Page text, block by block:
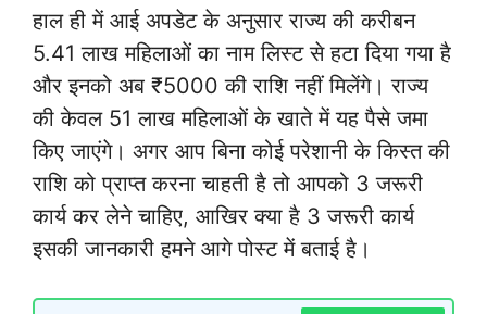
हाल ही में आई अपडेट के अनुसार राज्य की करीबन
5.41 लाख महिलाओं का नाम लिस्ट से हटा दिया गया है
और इनको अब ₹5000 की राशि नहीं मिलेंगे। राज्य
की केवल 51 लाख महिलाओं के खाते में यह पैसे जमा
किए जाएंगे। अगर आप बिना कोई परेशानी के किस्त की
राशि को प्राप्त करना चाहती है तो आपको 3 जरूरी
कार्य कर लेने चाहिए, आखिर क्या है 3 जरूरी कार्य
इसकी जानकारी हमने आगे पोस्ट में बताई है।